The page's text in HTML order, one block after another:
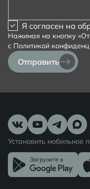
Я согласен на
Нажимая на кнопку
с Политикой
Отправить
Установить мобильное